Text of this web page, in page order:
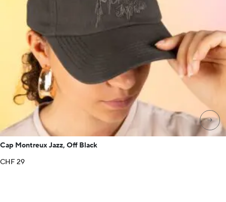
→
Cap Montreux Jazz, Off Black
CHF29